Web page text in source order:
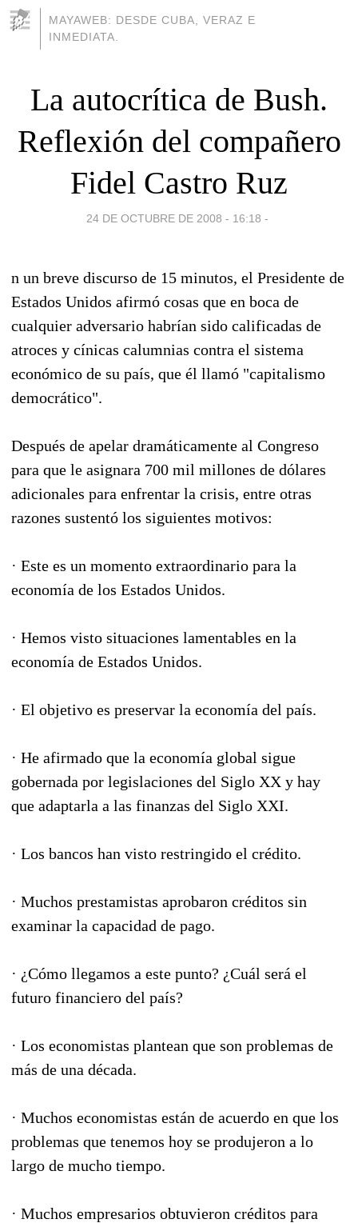
MAYAWEB: DESDE CUBA, VERAZ E
INMEDIATA.
La autocrítica de Bush.
Reflexión del compañero
Fidel Castro Ruz
24 DE OCTUBRE DE 2008 - 16:18 -
n un breve discurso de 15 minutos, el Presidente de
Estados Unidos afirmó cosas que en boca de
cualquier adversario habrían sido calificadas de
atroces y cínicas calumnias contra el sistema
económico de su país, que él llamó "capitalismo
democrático".
Después de apelar dramáticamente al Congreso
para que le asignara 700 mil millones de dólares
adicionales para enfrentar la crisis, entre otras
razones sustentó los siguientes motivos:
· Este es un momento extraordinario para la
economía de los Estados Unidos.
· Hemos visto situaciones lamentables en la
economía de Estados Unidos.
· El objetivo es preservar la economía del país.
· He afirmado que la economía global sigue
gobernada por legislaciones del Siglo XX y hay
que adaptarla a las finanzas del Siglo XXI.
· Los bancos han visto restringido el crédito.
· Muchos prestamistas aprobaron créditos sin
examinar la capacidad de pago.
· ¿Cómo llegamos a este punto? ¿Cuál será el
futuro financiero del país?
· Los economistas plantean que son problemas de
más de una década.
· Muchos economistas están de acuerdo en que los
problemas que tenemos hoy se produjeron a lo
largo de mucho tiempo.
· Muchos empresarios obtuvieron créditos para